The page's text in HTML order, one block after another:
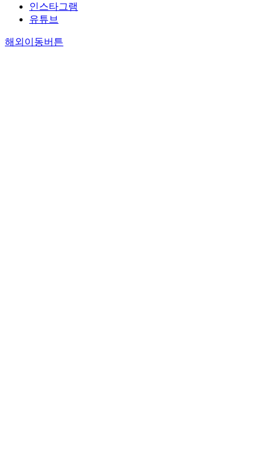
인스타그램
유튜브
해외이동버튼